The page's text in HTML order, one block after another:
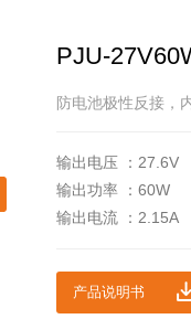
PJU-
防电池极性反接，
输出电压 ：27.6V
输出功率 ：60W
输出电流 ：2.15A
产品说明书